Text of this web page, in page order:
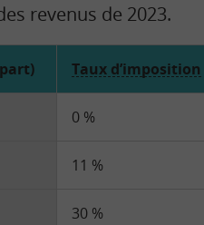
revenus de 2023.
Taux d’imposition
0 %
11 %
30 %